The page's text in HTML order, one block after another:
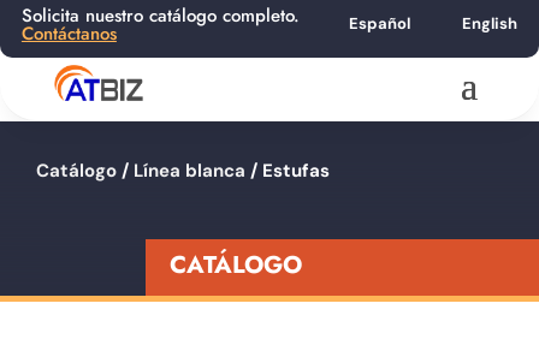
Solicita nuestro catálogo completo.
Contáctanos Español English
Catálogo / Línea blanca / Estufas
CATÁLOGO